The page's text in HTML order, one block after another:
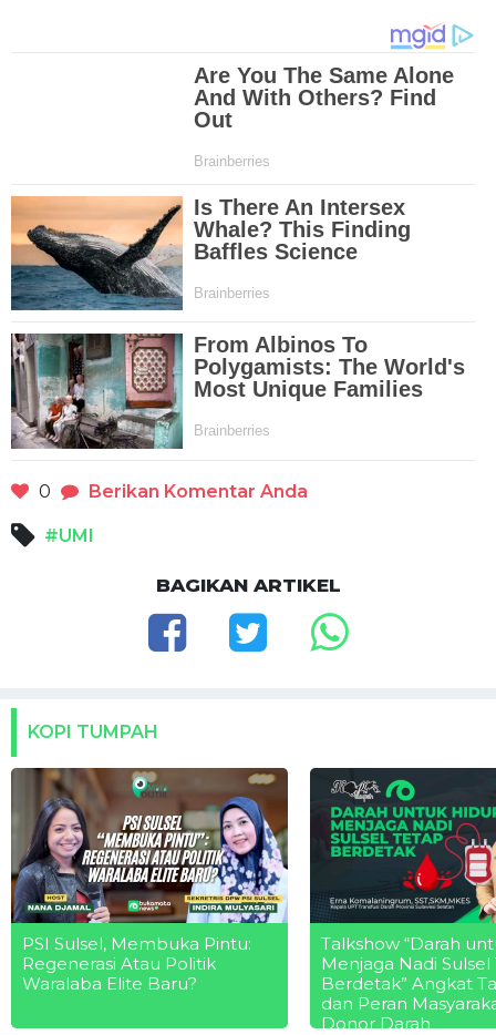
0 Berikan Komentar Anda
#UMI
BAGIKAN ARTIKEL
KOPI TUMPAH
PSI Sulsel, Membuka Pintu:
Regenerasi Atau Politik
Waralaba Elite Baru?
Talkshow “Darah
Menjaga Nadi Sulsel
Berdetak” Angkat
dan Peran
Donor Darah